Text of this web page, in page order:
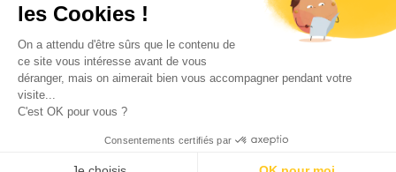
Inclusiv Day
CGV
les Cookies !
On a attendu d'être sûrs que le contenu de
ce site vous intéresse avant de vous
déranger, mais on aimerait bien vous accompagner pendant votre
visite...
C'est OK pour vous ?
Consentements certifiés par